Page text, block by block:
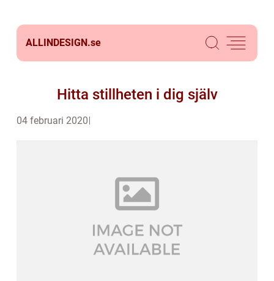
ALLINDESIGN.se
Hitta stillheten i dig själv
04 februari 2020